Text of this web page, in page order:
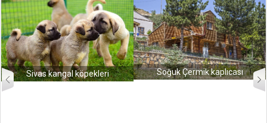
Sivas kangal köpekleri Soğuk Çermik kaplıcası